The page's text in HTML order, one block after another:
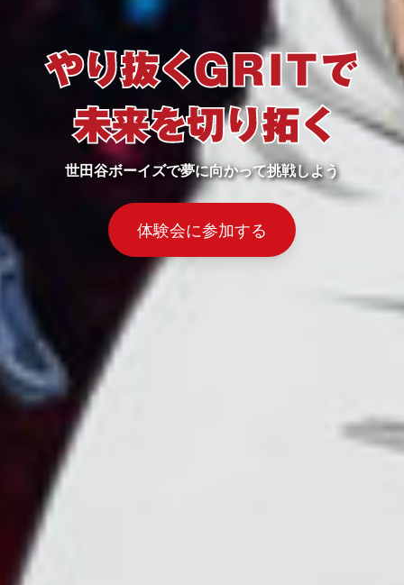
世田谷ボーイズで夢に向かって挑戦しよう
体験会に参加する